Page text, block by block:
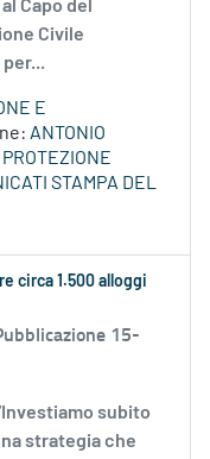
Capo del
Civile
E
ANTONIO
STAMPA DEL
circa 1.500 alloggi
15-
subito
strategia che